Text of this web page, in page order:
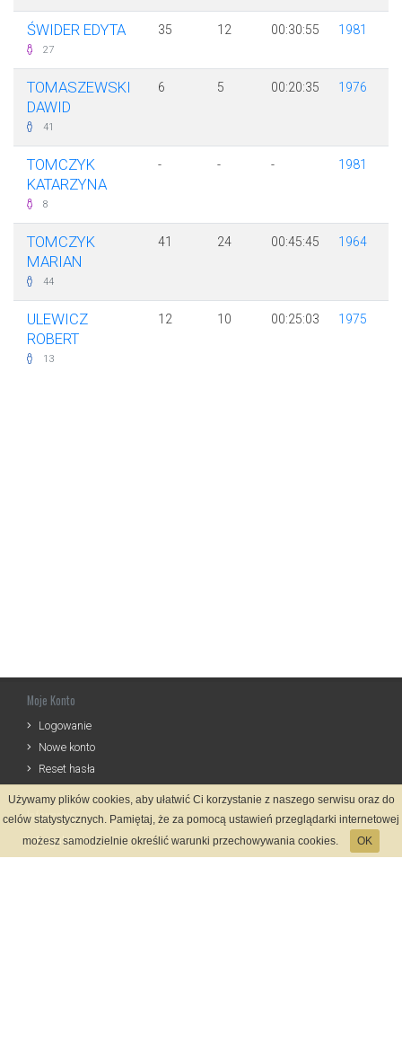
ŚWIDER EDYTA
27
35 12 00:30:55 1981
TOMASZEWSKI
DAWID
41
6 5 00:20:35 1976
TOMCZYK
KATARZYNA
8
- - - 1981
TOMCZYK
MARIAN
44
41 24 00:45:45 1964
ULEWICZ
ROBERT
13
12 10 00:25:03 1975
Moje Konto
Logowanie
Nowe konto
Reset hasła
Informacje
Regulamin
Używamy plików cookies, aby ułatwić Ci korzystanie z naszego serwisu oraz do
celów statystycznych. Pamiętaj, że za pomocą ustawień przeglądarki internetowej
możesz samodzielnie określić warunki przechowywania cookies.
OK